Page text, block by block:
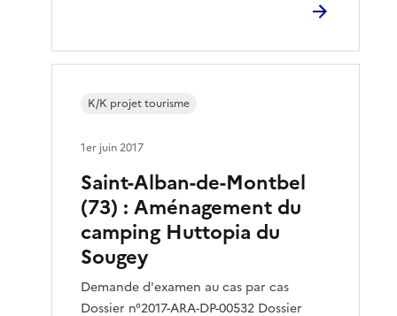
Saint-Alban-de-Montbel
(73) : Aménagement du
camping Huttopia du
Sougey
Demande d'examen au cas par cas
Dossier n°2017-ARA-DP-00532 Dossier
K/K projet tourisme
1er juin 2017